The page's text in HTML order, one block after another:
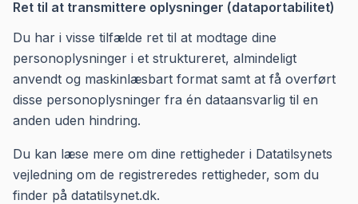
Ret til at transmittere oplysninger (dataportabilitet)
Du har i visse tilfælde ret til at modtage dine
personoplysninger i et struktureret, almindeligt
anvendt og maskinlæsbart format samt at få overført
disse personoplysninger fra én dataansvarlig til en
anden uden hindring.
Du kan læse mere om dine rettigheder i Datatilsynets
vejledning om de registreredes rettigheder, som du
finder på datatilsynet.dk.